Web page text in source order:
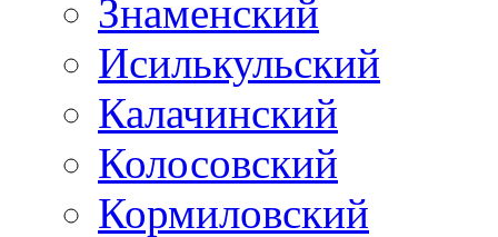
Знаменский
Исилькульский
Калачинский
Колосовский
Кормиловский